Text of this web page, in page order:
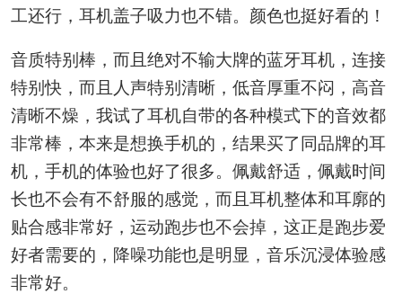
工还行，耳机盖子吸力也不错。颜色也挺好看的！
音质特别棒，而且绝对不输大牌的蓝牙耳机，连接
特别快，而且人声特别清晰，低音厚重不闷，高音
清晰不燥，我试了耳机自带的各种模式下的音效都
非常棒，本来是想换手机的，结果买了同品牌的耳
机，手机的体验也好了很多。佩戴舒适，佩戴时间
长也不会有不舒服的感觉，而且耳机整体和耳廓的
贴合感非常好，运动跑步也不会掉，这正是跑步爱
好者需要的，降噪功能也是明显，音乐沉浸体验感
非常好。